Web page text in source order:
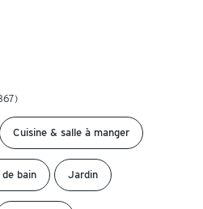
Cuisine & salle à manger
de bain Jardin